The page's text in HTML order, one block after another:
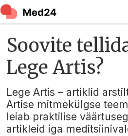
Soovite
Lege Artis?
Lege Artis – artiklid
Artise mitmekülgse
leiab praktilise
artikleid iga